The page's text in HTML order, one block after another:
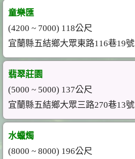
童樂匯
(4200 ~ 7000) 118公尺
宜蘭縣五結鄉大眾東路116巷19號
翡翠莊園
(5000 ~ 5000) 137公尺
宜蘭縣五結鄉大眾三路270巷13號
水蠟燭
(8000 ~ 8000) 196公尺